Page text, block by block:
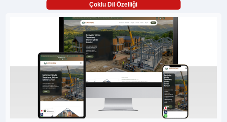
Çoklu Dil Özelliği